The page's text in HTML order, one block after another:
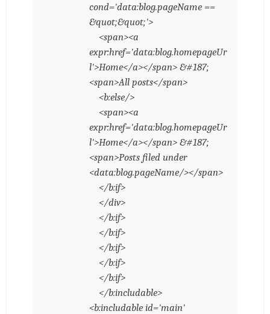
cond='data:blog.pageName ==
&quot;&quot;'>
<span><a
expr:href='data:blog.homepageUr
l'>Home</a></span> &#187;
<span>All posts</span>
<b:else/>
<span><a
expr:href='data:blog.homepageUr
l'>Home</a></span> &#187;
<span>Posts filed under
<data:blog.pageName/></span>
</b:if>
</div>
</b:if>
</b:if>
</b:if>
</b:if>
</b:if>
</b:includable>
<b:includable id='main'